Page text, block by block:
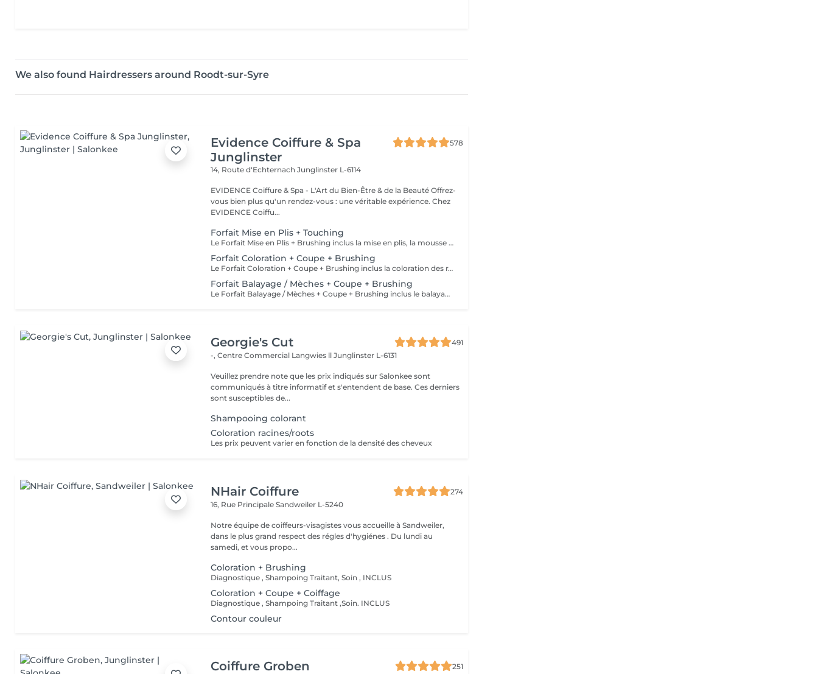
We also found Hairdressers around Roodt-sur-Syre
Evidence Coiffure & Spa
Junglinster
578
14, Route d‘EchternachJunglinster L-6114
EVIDENCE Coiffure & Spa - L'Art du Bien-Être & de la Beauté Offrez-
vous bien plus qu'un rendez-vous : une véritable expérience. Chez
EVIDENCE Coiffu...
Forfait Mise en Plis + Touching
Le Forfait Mise en Plis + Brushing inclus la mise en plis, la mousse et le shampoing. Le prix pourra varier en fonction de la longueur des cheveux. Pour tout renseignement complémentaire, n'hésitez pas à nous appeler.
Forfait Coloration + Coupe + Brushing
Le Forfait Coloration + Coupe + Brushing inclus la coloration des racines, la coupe, le brushing et le shampoing. Le prix pourra varier en fonction de la longueur des cheveux. Pour tout renseignement complémentaire, n'hésitez pas à nous appeler.
Forfait Balayage / Mèches + Coupe + Brushing
Le Forfait Balayage / Mèches + Coupe + Brushing inclus le balayage, le traitement, la coupe, le brushing, le shampoing et le soin. Le prix pourra varier en fonction de la longueur des cheveux. Pour tout renseignement complémentaire, n'hésitez pas à nous appeler.
Georgie's Cut
491
-, Centre Commercial Langwies llJunglinster L-6131
Veuillez prendre note que les prix indiqués sur Salonkee sont
communiqués à titre informatif et s'entendent de base. Ces derniers
sont susceptibles de...
Shampooing colorant
Coloration racines/roots
Les prix peuvent varier en fonction de la densité des cheveux
NHair Coiffure
274
16, Rue PrincipaleSandweiler L-5240
Notre équipe de coiffeurs-visagistes vous accueille à Sandweiler,
dans le plus grand respect des régles d'hygiénes . Du lundi au
samedi, et vous propo...
Coloration + Brushing
Diagnostique , Shampoing Traitant, Soin , INCLUS
Coloration + Coupe + Coiffage
Diagnostique , Shampoing Traitant ,Soin. INCLUS
Contour couleur
Coiffure Groben
251